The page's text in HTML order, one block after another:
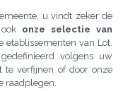
u vindt zeker de
onze selectie van
etablissementen van Lot.
volgens uw
te verfijnen of door onze
raadplegen.